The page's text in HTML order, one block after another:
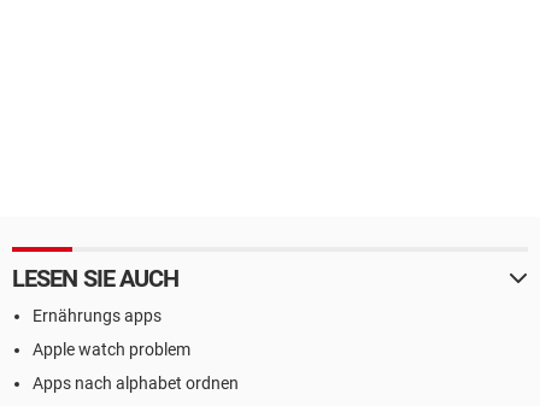
LESEN SIE AUCH
Ernährungs apps
Apple watch problem
Apps nach alphabet ordnen